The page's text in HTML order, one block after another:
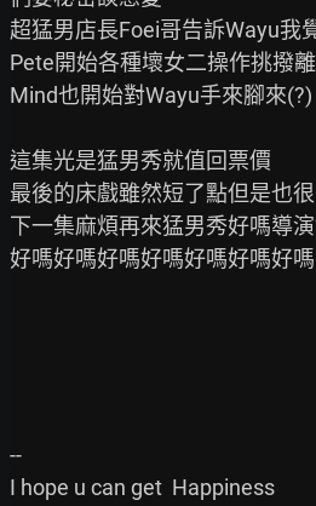
超猛男店長Foei哥告訴Wayu我
Pete開始各種壞女二操作挑撥
Mind也開始對Wayu手來腳來(?)
這集光是猛男秀就值回票價
最後的床戲雖然短了點但是也
下一集麻煩再來猛男秀好嗎導
好嗎好嗎好嗎好嗎好嗎好嗎好嗎
--
I hope u can get  Happiness